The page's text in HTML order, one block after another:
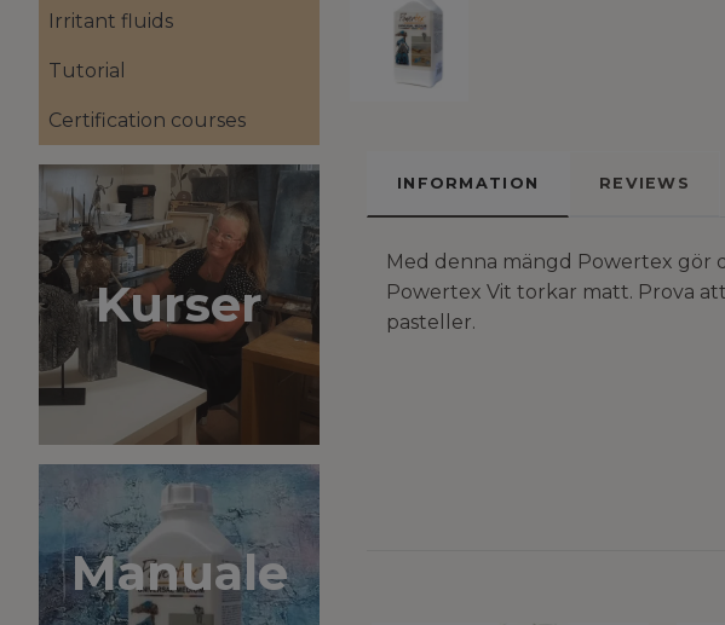
Irritant fluids
Tutorial
Certification courses
Kurser
Manuale
INFORMATION REVIEWS
Med denna mängd Powertex gör
Powertex Vit torkar matt. Prova
pasteller.